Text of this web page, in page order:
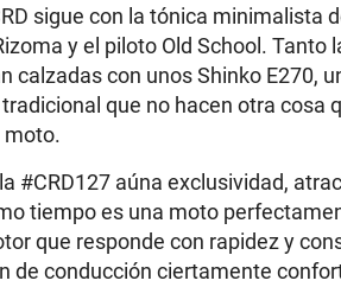
sigue con la tónica minimalista
y el piloto Old School. Tanto
calzadas con unos Shinko E270,
que no hacen otra cosa
moto.
#CRD127 aúna exclusividad,
tiempo es una moto
que responde con rapidez y
de conducción ciertamente